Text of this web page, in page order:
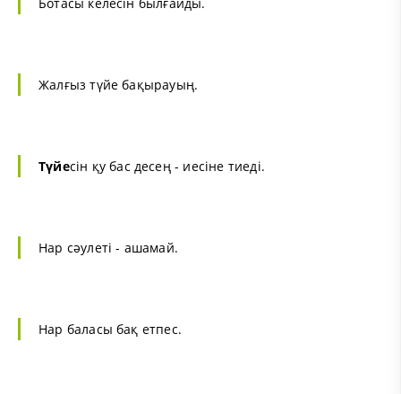
Жалғыз түйе бақырауың.
Түйесін қу бас десең - иесіне тиеді.
Нар сәулеті - ашамай.
Нар баласы бақ етпес.